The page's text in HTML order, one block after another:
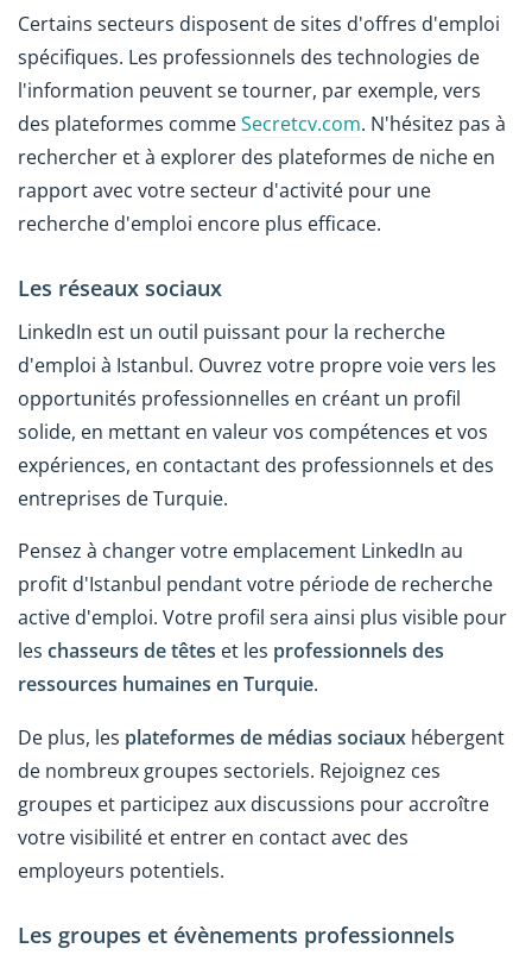
Certains secteurs disposent de sites d'offres d'emploi
spécifiques. Les professionnels des technologies de
l'information peuvent se tourner, par exemple, vers
des plateformes commeSecretcv.com. N'hésitez pas à
rechercher et à explorer des plateformes de niche en
rapport avec votre secteur d'activité pour une
recherche d'emploi encore plus efficace.
Les réseaux sociaux
LinkedIn est un outil puissant pour la recherche
d'emploi à Istanbul. Ouvrez votre propre voie vers les
opportunités professionnelles en créant un profil
solide, en mettant en valeur vos compétences et vos
expériences, en contactant des professionnels et des
entreprises de Turquie.
Pensez à changer votre emplacement LinkedIn au
profit d'Istanbul pendant votre période de recherche
active d'emploi. Votre profil sera ainsi plus visible pour
les chasseurs de têtes et les professionnels des
ressources humaines en Turquie.
De plus, les plateformes de médias sociaux hébergent
de nombreux groupes sectoriels. Rejoignez ces
groupes et participez aux discussions pour accroître
votre visibilité et entrer en contact avec des
employeurs potentiels.
Les groupes et évènements professionnels